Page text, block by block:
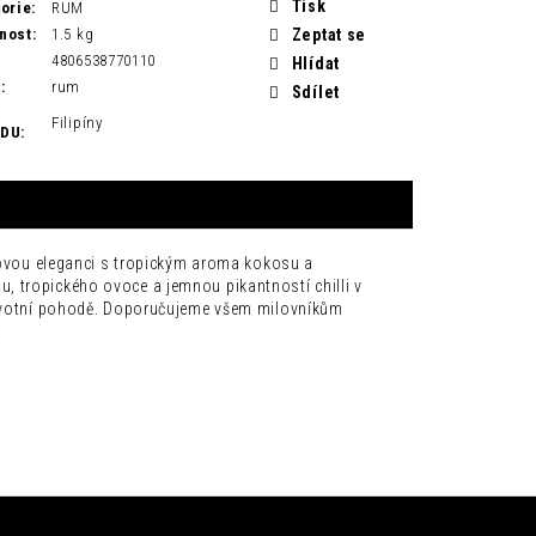
:
RUM
:
1.5 kg
4806538770110
:
rum
:
Filipíny
Tisk
Zeptat se
Hlídat
Sdílet
eleganci s tropickým aroma kokosu a
tropického ovoce a jemnou pikantností chilli v
pohodě. Doporučujeme všem milovníkům